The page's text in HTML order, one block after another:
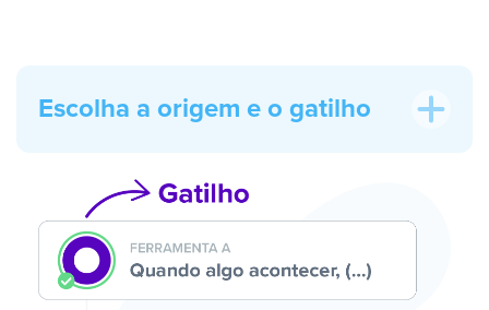
Escolha a origem e o gatilho